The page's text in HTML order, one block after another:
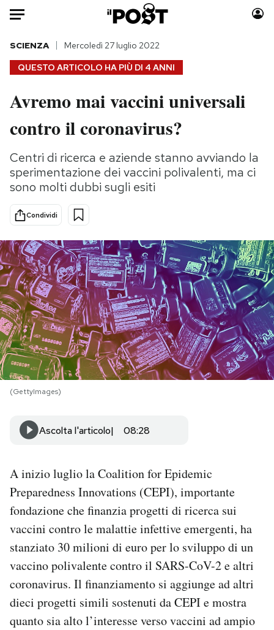
Auto
HOME
Italia
Politica
Tecnologia
Internet
Scienza
Cultura
Economia
Sport
Moda
Consumismi
Storie/Idee
Ok Boomer!
Media
Mondiali calcio 2026
PODCAST
NEWSLETTER
I MIEI PREFERITI
SHOP
AREA PERSONALE
Area Personale
Newsletter
Regala il Post
Hai bisogno di aiuto?
Esci
QUESTO ARTICOLO HA PIÙ DI 4 ANNI
SCIENZA Mercoledì 27 luglio 2022
Avremo mai vaccini universali
contro il coronavirus?
Centri di ricerca e aziende stanno avviando la
sperimentazione dei vaccini polivalenti, ma ci
sono molti dubbi sugli esiti
Condividi
(GettyImages)
Ascolta l'articolo 08:28
A inizio luglio la Coalition for Epidemic
Preparedness Innovations (CEPI), importante
fondazione che finanzia progetti di ricerca sui
vaccini contro le malattie infettive emergenti, ha
stanziato 30 milioni di euro per lo sviluppo di un
vaccino polivalente contro il SARS-CoV-2 e altri
coronavirus. Il finanziamento si aggiunge ad altri
dieci progetti simili sostenuti da CEPI e mostra
quanto sia alto l’interesse verso vaccini ad ampio